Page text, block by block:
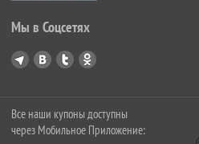
Мы в Соцсетях
Все наши купоны доступны
через Мобильное Приложение: